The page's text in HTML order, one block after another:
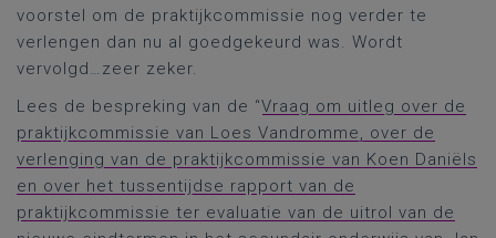
voorstel om de praktijkcommissie nog verder te
verlengen dan nu al goedgekeurd was. Wordt
vervolgd…zeer zeker.
Lees de bespreking van de “Vraag om uitleg over de
praktijkcommissie van Loes Vandromme, over de
verlenging van de praktijkcommissie van Koen Daniëls
en over het tussentijdse rapport van de
praktijkcommissie ter evaluatie van de uitrol van de